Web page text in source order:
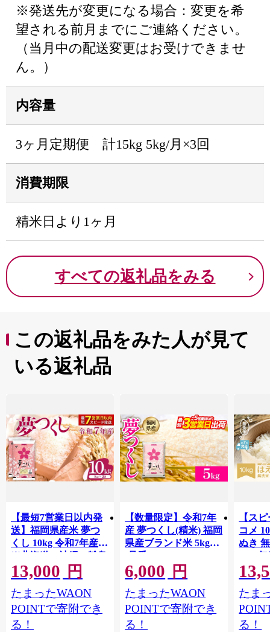
※発送先が変更になる場合：変更を希
望される前月までにご連絡ください。
（当月中の配送変更はお受けできませ
ん。）
内容量
3ヶ月定期便 計15kg 5kg/月×3回
消費期限
精米日より1ヶ月
すべての返礼品をみる
この返礼品をみた人が見て
いる返礼品
【最短7営業日以内発
送】福岡県産米 夢つ
くし 10kg 令和7年産
※北海道・沖縄・離島
は配送不可 |【精米 単
一米 単一原料米 7年産
国産 お米 ブランド米
5kg × 2 ゆめつくし】
CY009_01
13,000 円
たまったWAON
POINTで寄附でき
る！
【数量限定】令和7年
産 夢つくし(精米) 福岡
県産ブランド米 5kg
(品番:3X10R7)
6,000 円
たまったWAON
POINTで寄附でき
る！
【ス
コメ
ぬき
2025
たま
る！